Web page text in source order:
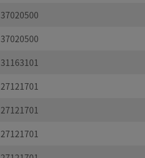
37020500
37020500
31163101
27121701
27121701
27121701